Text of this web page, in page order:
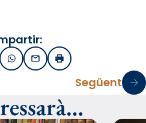
WhatsApp
EmailImprimir
Següent